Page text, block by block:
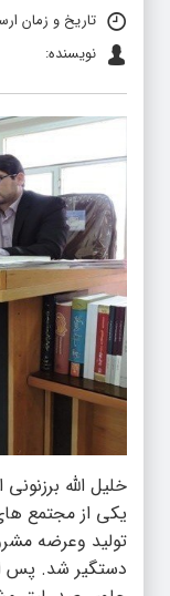
تاریخ و زمان ارسال: 10 اردیبهشت 1399
نویسنده:
خلیل الله
یکی از مجتمع
تولید وعرضه
دستگیر شد. پس